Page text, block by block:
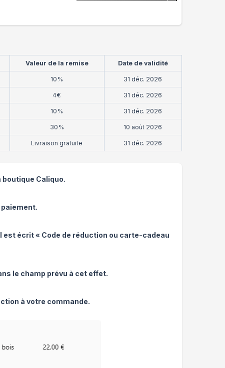
Valeur de la remise Date de validité
10% 31 déc. 2026
4€ 31 déc. 2026
10% 31 déc. 2026
30% 10 août 2026
Livraison gratuite 31 déc. 2026
Caliquo.
est écrit « Code de réduction ou carte-cadeau
le champ prévu à cet effet.
à votre commande.